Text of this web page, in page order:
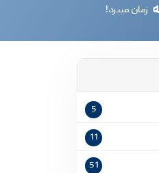
زمان میبرد!
5
11
51